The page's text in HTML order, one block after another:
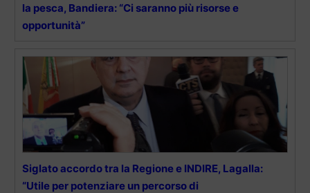
la pesca, Bandiera: “Ci saranno più risorse e
opportunità”
Siglato accordo tra la Regione e INDIRE, Lagalla:
“Utile per potenziare un percorso di